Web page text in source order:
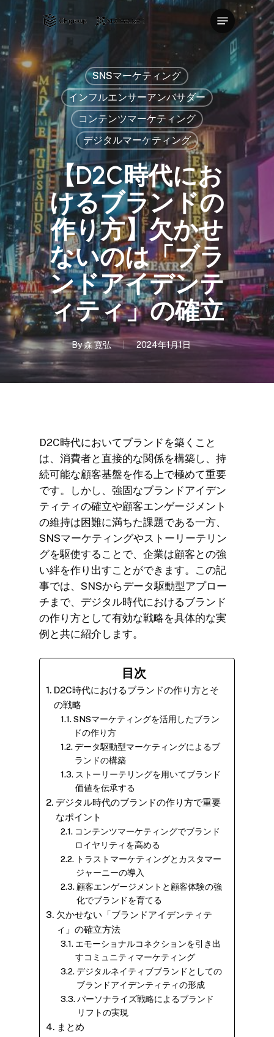
main
content
Menu
SNSマーケティング
インフルエンサーアンバサダー
コンテンツマーケティング
デジタルマーケティング
【D2C時代にお
けるブランドの
作り方】欠かせ
ないのは「ブラ
ンドアイデンテ
ィティ」の確立
By森 寛弘 2024年1月1日
D2C時代においてブランドを築くこと
は、消費者と直接的な関係を構築し、持
続可能な顧客基盤を作る上で極めて重要
です。しかし、強固なブランドアイデン
ティティの確立や顧客エンゲージメント
の維持は困難に満ちた課題である一方、
SNSマーケティングやストーリーテリン
グを駆使することで、企業は顧客との強
い絆を作り出すことができます。この記
事では、SNSからデータ駆動型アプロー
チまで、デジタル時代におけるブランド
の作り方として有効な戦略を具体的な実
例と共に紹介します。
目次
D2C時代におけるブランドの作り方とそ
の戦略
SNSマーケティングを活用したブラン
ドの作り方
データ駆動型マーケティングによるブ
ランドの構築
ストーリーテリングを用いてブランド
価値を伝承する
デジタル時代のブランドの作り方で重要
なポイント
コンテンツマーケティングでブランド
ロイヤリティを高める
トラストマーケティングとカスタマー
ジャーニーの導入
顧客エンゲージメントと顧客体験の強
化でブランドを育てる
欠かせない「ブランドアイデンティテ
ィ」の確立方法
エモーショナルコネクションを引き出
すコミュニティマーケティング
デジタルネイティブブランドとしての
ブランドアイデンティティの形成
パーソナライズ戦略によるブランド
リフトの実現
まとめ
Close
Menu